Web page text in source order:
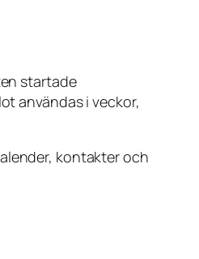
startade
användas i veckor,
kontakter och